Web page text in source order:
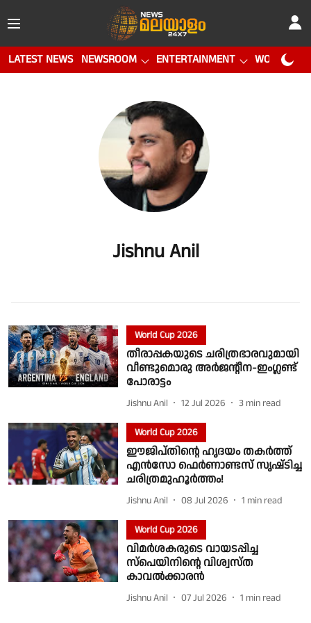
LATEST NEWS NEWSROOM ENTERTAINMENT WORLD CUP
Jishnu Anil
World Cup 2026
തീരാപ്പകയുടെ ചരിത്രഭാരവുമായി
വീണ്ടുമൊരു അർജൻ്റീന-ഇംഗ്ലണ്ട്
പോരാട്ടം
Jishnu Anil 12 Jul 2026 3 min read
World Cup 2026
ഈജിപ്തിൻ്റെ ഹൃദയം തകർത്ത്
എൻസോ ഫെർണാണ്ടസ് സൃഷ്‌ടിച്ച
ചരിത്രമുഹൂർത്തം!
Jishnu Anil 08 Jul 2026 1 min read
World Cup 2026
വിമർശകരുടെ വായടപ്പിച്ച
സ്പെയിനിന്റെ വിശ്വസ്ത
കാവൽക്കാരൻ
Jishnu Anil 07 Jul 2026 1 min read